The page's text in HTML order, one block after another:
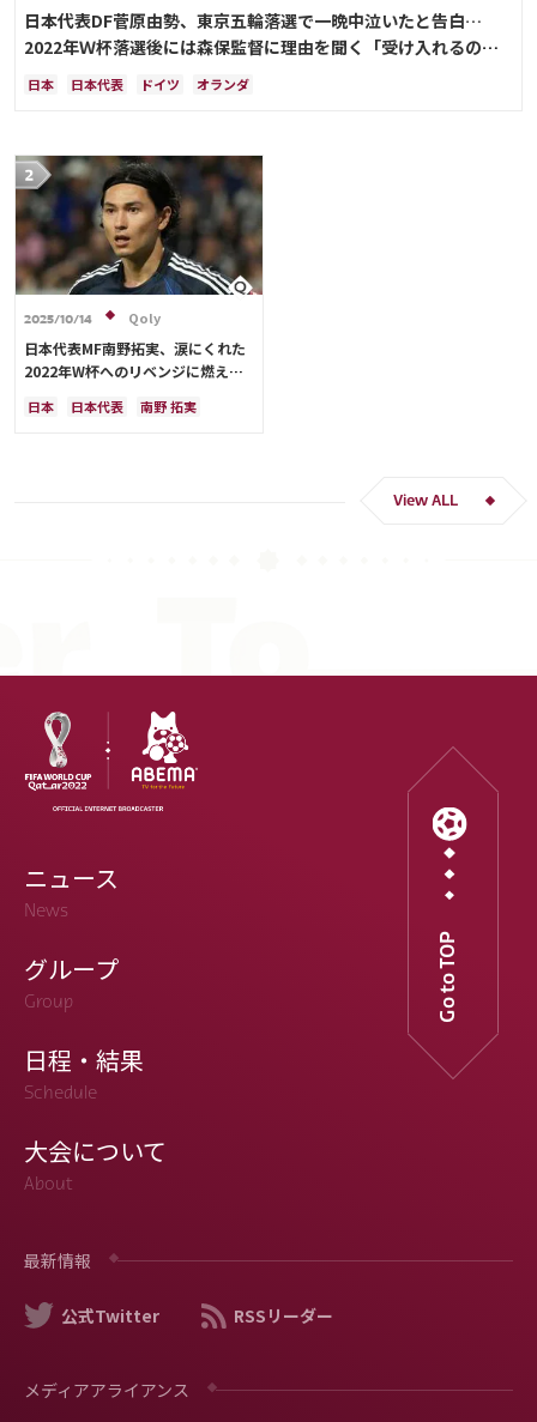
日本代表DF菅原由勢、東京五輪落選で一晩中泣いたと告白…
2022年Ｗ杯落選後には森保監督に理由を聞く「受け入れるのは
難しかった」
日本 日本代表 ドイツ オランダ
2025/10/14 Qoly
日本代表MF南野拓実、涙にくれた
2022年W杯へのリベンジに燃える
ー人生をかけた戦い」
日本 日本代表
南野 拓実
View ALL
ニュース
News
グループ
Group
日程・結果
Schedule
大会について
About
最新情報
公式Twitter RSSリーダー
メディアアライアンス
Go to TOP